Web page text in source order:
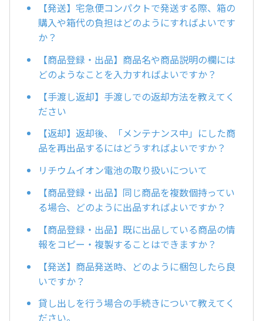
【発送】宅急便コンパクトで発送する際、箱の
購入や箱代の負担はどのようにすればよいです
か？
【商品登録・出品】商品名や商品説明の欄には
どのようなことを入力すればよいですか？
【手渡し返却】手渡しでの返却方法を教えてく
ださい
【返却】返却後、「メンテナンス中」にした商
品を再出品するにはどうすればよいですか？
リチウムイオン電池の取り扱いについて
【商品登録・出品】同じ商品を複数個持ってい
る場合、どのように出品すればよいですか？
【商品登録・出品】既に出品している商品の情
報をコピー・複製することはできますか？
【発送】商品発送時、どのように梱包したら良
いですか？
貸し出しを行う場合の手続きについて教えてく
ださい。